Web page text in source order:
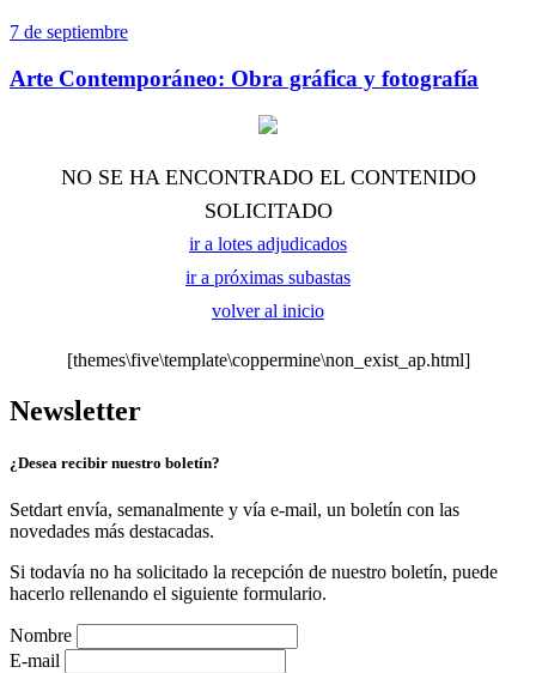
7 de septiembre
Arte Contemporáneo: Obra gráfica y fotografía
NO SE HA ENCONTRADO EL CONTENIDO
SOLICITADO
ir a lotes adjudicados
ir a próximas subastas
volver al inicio
[themes\five\template\coppermine\non_exist_ap.html]
Newsletter
¿Desea recibir nuestro boletín?
Setdart envía, semanalmente y vía e-mail, un boletín con las
novedades más destacadas.
Si todavía no ha solicitado la recepción de nuestro boletín, puede
hacerlo rellenando el siguiente formulario.
Nombre
E-mail